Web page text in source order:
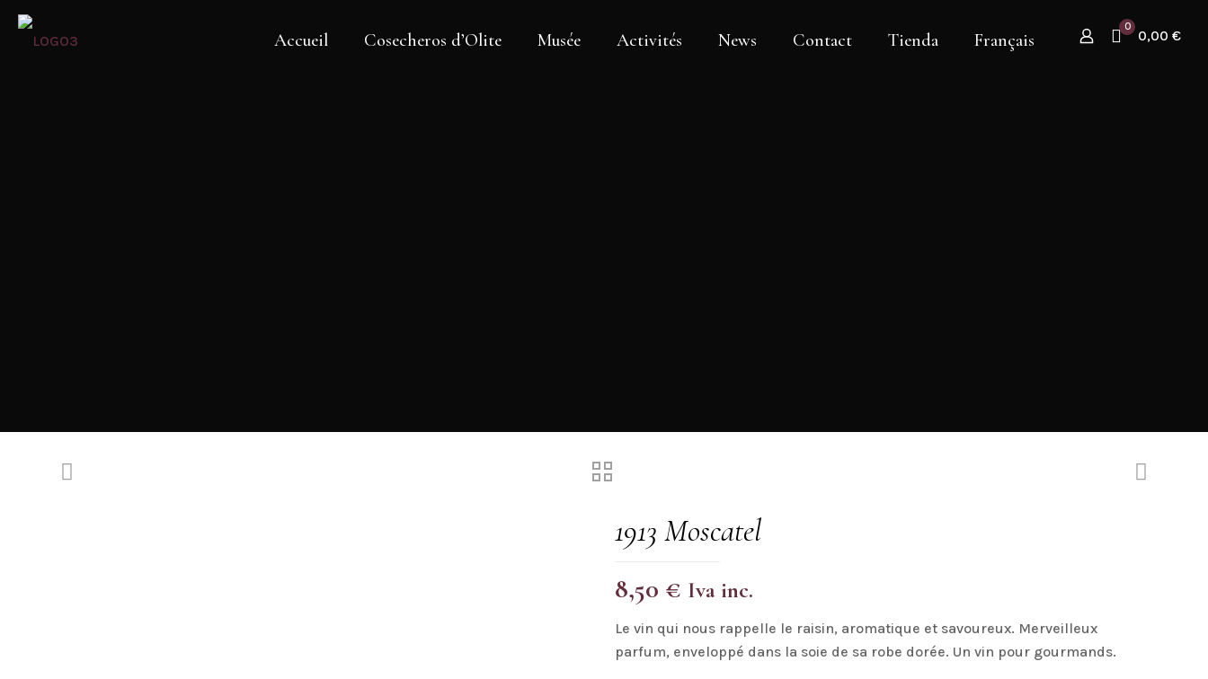
Accueil Cosecheros d’Olite Musée Activités News Contact Tienda Français
0
0,00 €
1913 Moscatel
8,50 € Iva inc.
Le vin qui nous rappelle le raisin, aromatique et savoureux. Merveilleux
parfum, enveloppé dans la soie de sa robe dorée. Un vin pour gourmands.